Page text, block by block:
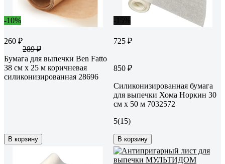
-10%
260 ₽
289 ₽
Бумага для выпечки Ben Fatto
38 см х 25 м коричневая
силиконизированная 28696
В корзину
725 ₽
850 ₽
Силиконизированная бумага
для выпечки Хома Норкин 30
см х 50 м 7032572
5(15)
В корзину